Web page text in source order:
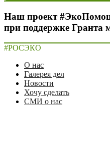
Наш проект
при поддержке Гранта
#РОСЭКО
О нас
Галерея дел
Новости
Хочу сделать
СМИ о нас